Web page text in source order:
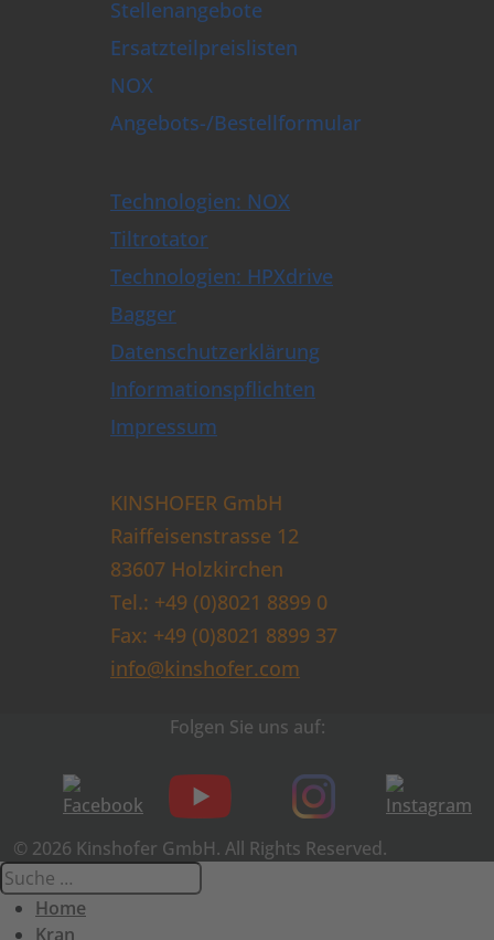
Stellenangebote
Ersatzteilpreislisten
NOX
Angebots-/Bestellformular
Technologien: NOX
Tiltrotator
Technologien: HPXdrive
Bagger
Datenschutzerklärung
Informationspflichten
Impressum
KINSHOFER GmbH
Raiffeisenstrasse 12
83607 Holzkirchen
Tel.: +49 (0)8021 8899 0
Fax: +49 (0)8021 8899 37
info@kinshofer.com
Folgen Sie uns auf:
© 2026 Kinshofer GmbH. All Rights Reserved.
Home
Kran